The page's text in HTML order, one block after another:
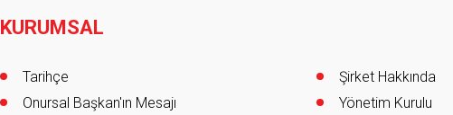
Footer
KURUMSAL
Tarihçe
Onursal Başkan'ın Mesajı
Şirket Hakkında
Yönetim Kurulu